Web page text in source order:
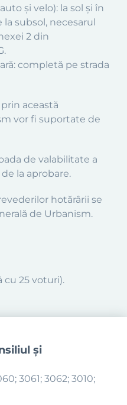
şi velo): la sol şi în
subsol, necesarul
2 din
completă pe strada
această
vor fi suportate de
de valabilitate a
la aprobare.
hotărârii se
de Urbanism.
cu 25 voturi).
şi
3061; 3062; 3010;